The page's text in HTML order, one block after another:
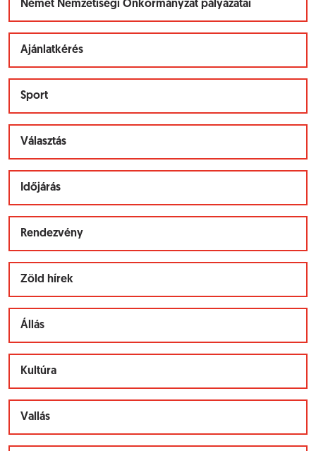
Német Nemzetiségi Önkormányzat pályázatai
Ajánlatkérés
Sport
Választás
Időjárás
Rendezvény
Zöld hírek
Állás
Kultúra
Vallás